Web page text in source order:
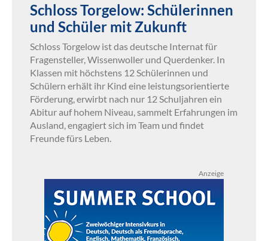
Schloss Torgelow: Schülerinnen
und Schüler mit Zukunft
Schloss Torgelow ist das deutsche Internat für
Fragensteller, Wissenwoller und Querdenker. In
Klassen mit höchstens 12 Schülerinnen und
Schülern erhält ihr Kind eine leistungsorientierte
Förderung, erwirbt nach nur 12 Schuljahren ein
Abitur auf hohem Niveau, sammelt Erfahrungen im
Ausland, engagiert sich im Team und findet
Freunde fürs Leben.
Anzeige